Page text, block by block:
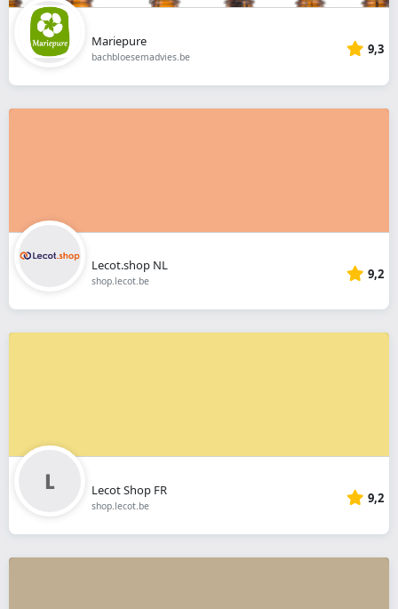
Mariepure
bachbloesemadvies.be 9,3
Lecot.shop NL
shop.lecot.be 9,2
Lecot Shop FR
shop.lecot.be 9,2